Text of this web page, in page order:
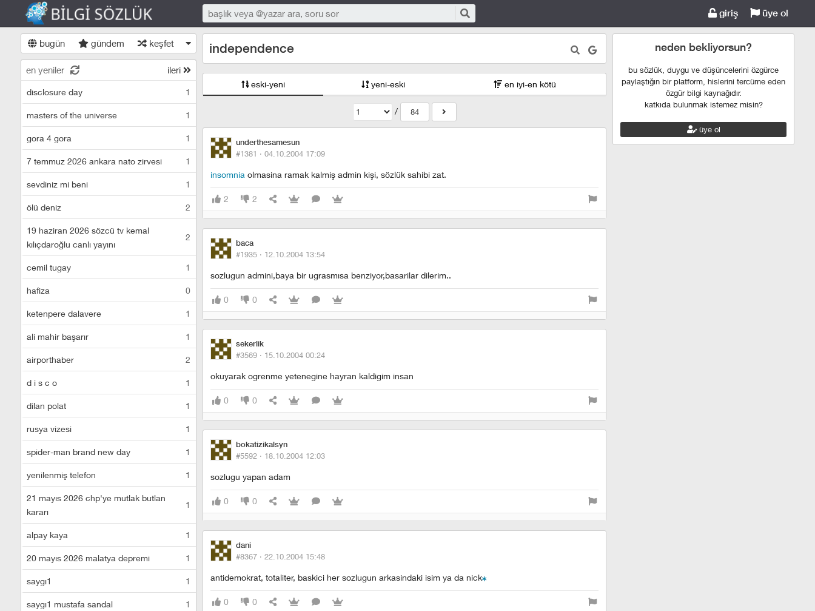
giriş üye ol
bugün gündem keşfet
en yeniler ileri
disclosure day 1
masters of the universe 1
gora 4 gora 1
7 temmuz 2026 ankara nato zirvesi 1
sevdiniz mi beni 1
ölü deniz 2
19 haziran 2026 sözcü tv kemal
kılıçdaroğlu canlı yayını
2
cemil tugay 1
hafiza 0
ketenpere dalavere 1
ali mahir başarır 1
airporthaber 2
d i s c o 1
dilan polat 1
rusya vizesi 1
spider-man brand new day 1
yenilenmiş telefon 1
21 mayıs 2026 chp'ye mutlak butlan
kararı
1
alpay kaya 1
20 mayıs 2026 malatya depremi 1
saygı1 1
saygı1 mustafa sandal 1
independence
eski-yeni yeni-eski en iyi-en kötü
/ 84
underthesamesun
#1381 · 04.10.2004 17:09
insomnia olmasina ramak kalmiş admin kişi, sözlük sahibi zat.
2 2
baca
#1935 · 12.10.2004 13:54
sozlugun admini,baya bir ugrasmısa benziyor,basarilar dilerim..
0 0
sekerlik
#3569 · 15.10.2004 00:24
okuyarak ogrenme yetenegine hayran kaldigim insan
0 0
bokatizikalsyn
#5592 · 18.10.2004 12:03
sozlugu yapan adam
0 0
dani
#8367 · 22.10.2004 15:48
antidemokrat, totaliter, baskici her sozlugun arkasindaki isim ya da nick
0 0
neden bekliyorsun?
bu sözlük, duygu ve düşüncelerini özgürce
paylaştığın bir platform, hislerini tercüme eden
özgür bilgi kaynağıdır.
katkıda bulunmak istemez misin?
üye ol